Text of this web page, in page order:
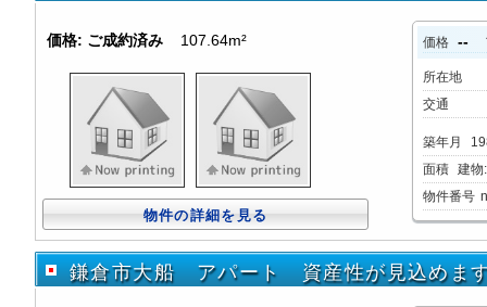
価格: ご成約済み 107.64m²
物件の詳細を見る
価格 --
所在地
交通
築年月
面積 建物
物件番号
鎌倉市大船 アパート 資産性が見込めま